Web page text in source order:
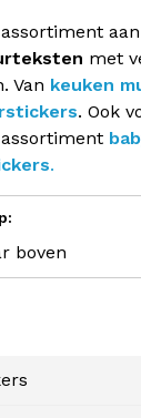
aan
met
Van keuken
. Ook
.
boven